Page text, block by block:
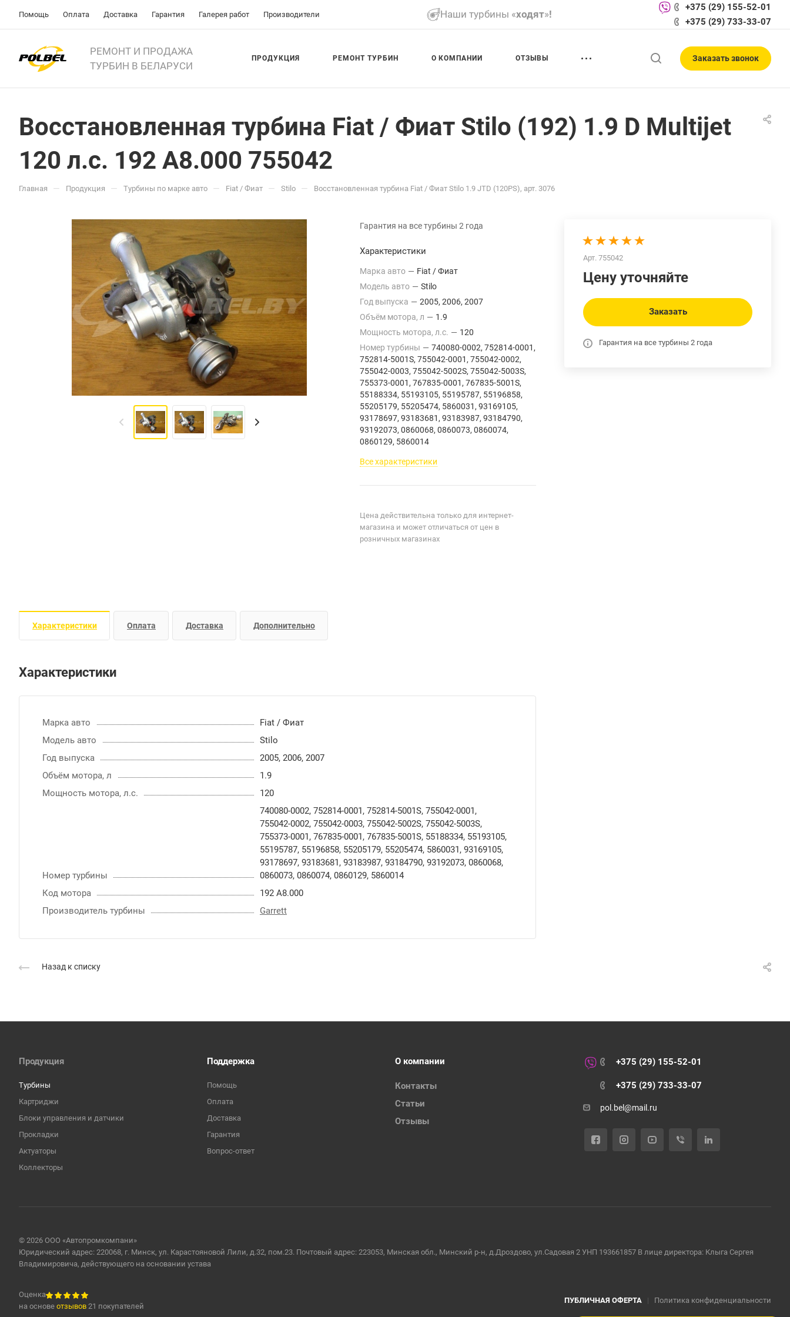
Помощь Оплата Доставка Гарантия Галерея работ Производители Наши турбины «ходят»!
+375 (29) 155-52-01
+375 (29) 733-33-07
РЕМОНТ И ПРОДАЖА
ТУРБИН В БЕЛАРУСИ
ПРОДУКЦИЯ РЕМОНТ ТУРБИН О КОМПАНИИ ОТЗЫВЫ Заказать звонок
Восстановленная турбина Fiat / Фиат Stilo (192) 1.9 D Multijet
120 л.с. 192 A8.000 755042
Главная — Продукция — Турбины по марке авто — Fiat / Фиат — Stilo — Восстановленная турбина Fiat / Фиат Stilo 1.9 JTD (120PS), арт. 3076
Арт. 755042
Цену уточняйте
Заказать
Гарантия на все турбины 2 года
Гарантия на все турбины 2 года
Характеристики
Марка авто — Fiat / Фиат
Модель авто — Stilo
Год выпуска — 2005, 2006, 2007
Объём мотора, л — 1.9
Мощность мотора, л.с. — 120
Номер турбины — 740080-0002, 752814-0001,
752814-5001S, 755042-0001, 755042-0002,
755042-0003, 755042-5002S, 755042-5003S,
755373-0001, 767835-0001, 767835-5001S,
55188334, 55193105, 55195787, 55196858,
55205179, 55205474, 5860031, 93169105,
93178697, 93183681, 93183987, 93184790,
93192073, 0860068, 0860073, 0860074,
0860129, 5860014
Все характеристики
Цена действительна только для интернет-
магазина и может отличаться от цен в
розничных магазинах
Характеристики Оплата Доставка Дополнительно
Характеристики
Марка авто
Fiat / Фиат
Модель авто
Stilo
Год выпуска
2005, 2006, 2007
Объём мотора, л
1.9
Мощность мотора, л.с.
120
Номер турбины
740080-0002, 752814-0001, 752814-5001S, 755042-0001,
755042-0002, 755042-0003, 755042-5002S, 755042-5003S,
755373-0001, 767835-0001, 767835-5001S, 55188334, 55193105,
55195787, 55196858, 55205179, 55205474, 5860031, 93169105,
93178697, 93183681, 93183987, 93184790, 93192073, 0860068,
0860073, 0860074, 0860129, 5860014
Код мотора
192 A8.000
Производитель турбины
Garrett
Назад к списку
Продукция
Турбины
Картриджи
Блоки управления и датчики
Прокладки
Актуаторы
Коллекторы
Поддержка
Помощь
Оплата
Доставка
Гарантия
Вопрос-ответ
О компании
Контакты
Статьи
Отзывы
+375 (29) 155-52-01
+375 (29) 733-33-07
pol.bel@mail.ru
© 2026 ООО «Автопромкомпани»
Юридический адрес: 220068, г. Минск, ул. Карастояновой Лили, д.32, пом.23. Почтовый адрес: 223053, Минская обл., Минский р-н, д.Дроздово, ул.Садовая 2 УНП 193661857 В лице директора: Клыга Сергея
Владимировича, действующего на основании устава
Оценка
на основе отзывов 21 покупателей
ПУБЛИЧНАЯ ОФЕРТА | Политика конфиденциальности